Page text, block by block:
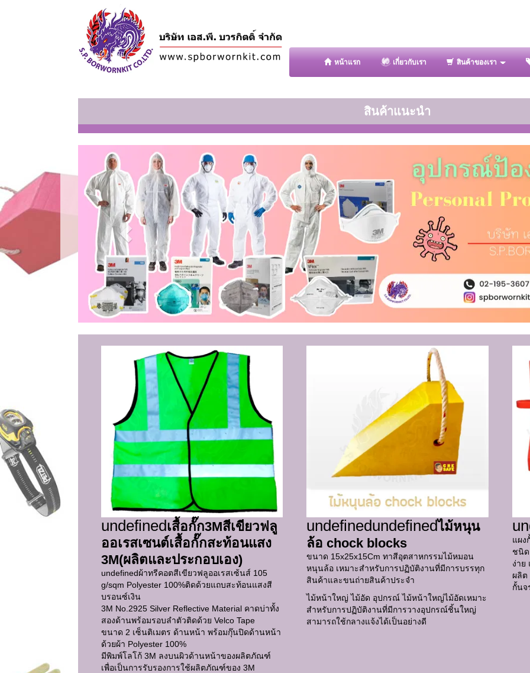
หน้าแรก เกี่ยวกับเรา สินค้าของเรา
สินค้าแนะนำ
undefinedเสื้อกั๊ก3Mสีเขียวฟลู
ออเรสเซนต์เสื้อกั๊กสะท้อนแสง
3M(ผลิตและประกอบเอง)
undefinedผ้าทรีคอตสีเขียวฟลูออเรสเซ้นส์ 105
g/sqm Polyester 100%ติดด้วยแถบสะท้อนแสงสี
บรอนซ์เงิน
3M No.2925 Silver Reflective Material คาดบ่าทั้ง
สองด้านพร้อมรอบลำตัวติดด้วย Velco Tape
ขนาด 2 เซ็นติเมตร ด้านหน้า พร้อมกุ๊นปิดด้านหน้า
ด้วยผ้า Polyester 100%
มีพิมพ์โลโก้ 3M ลงบนผิวด้านหน้าของผลิตภัณฑ์
เพื่อเป็นการรับรองการใช้ผลิตภัณฑ์ของ 3M
undefinedundefinedไม้หนุน
ล้อ chock blocks
ขนาด 15x25x15Cm ทาสีอุตสาหกรรมไม้หมอน
หนุนล้อ เหมาะสำหรับการปฏิบัติงานที่มีการบรรทุก
สินค้าและขนถ่ายสินค้าประจำ
ไม้หน้าใหญ่ ไม้อัด อุปกรณ์ ไม้หน้าใหญ่ไม้อัดเหมาะ
สำหรับการปฏิบัติงานที่มีการวางอุปกรณ์ชิ้นใหญ่
สามารถใช้กลางแจ้งได้เป็นอย่างดี
แผง
ชนิด
ง่าย
ผลิต
กั้นจ